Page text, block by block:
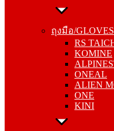
ถุงมือ/GLOVES
RS
KOMINE
ONEAL
ALIEN
ONE
KINI
ถุงมือ/GLOVES
KOMINE
ONEAL
ALIEN
ONE
KINI
ชุดหนัง/